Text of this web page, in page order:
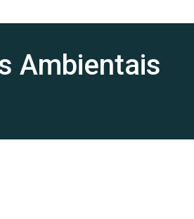
Ambientais